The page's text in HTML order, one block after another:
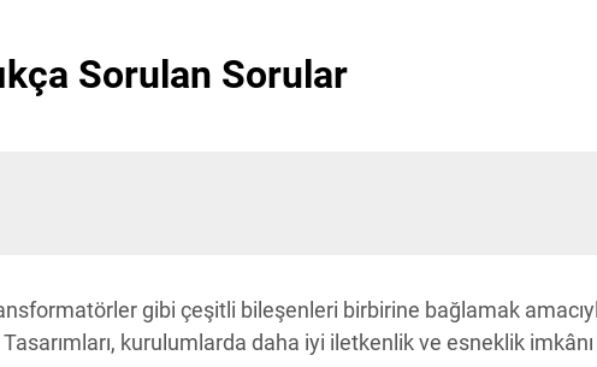
Sorulan Sorular
gibi çeşitli bileşenleri birbirine bağlamak
kurulumlarda daha iyi iletkenlik ve esneklik